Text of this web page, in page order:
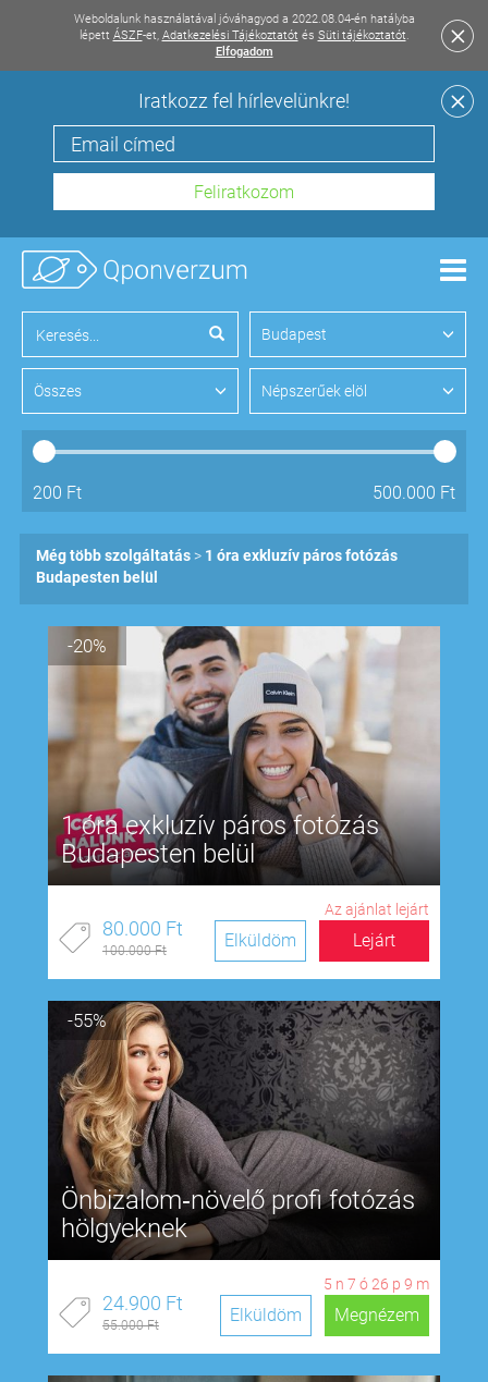
Weboldalunk használatával jóváhagyod a 2022.08.04-én hatályba
lépett ÁSZF-et, Adatkezelési Tájékoztatót és Süti tájékoztatót.
Elfogadom
Iratkozz fel hírlevelünkre!
Budapest
Összes Népszerűek elöl
200 Ft 500.000 Ft
Még több szolgáltatás
1 óra exkluzív páros fotózás
Budapesten belül
-20%
1 óra exkluzív páros fotózás
Budapesten belül
Az ajánlat lejárt
80.000 Ft
100.000 Ft Lejárt
Elküldöm
-55%
Önbizalom‑növelő profi fotózás
hölgyeknek
5 n 7 ó 26 p 8 m
24.900 Ft
55.000 Ft Megnézem
Elküldöm